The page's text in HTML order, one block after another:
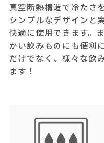
真空断熱構造で冷たさ
シンプルなデザインと
快適に使用できます。
かい飲みものにも便利
だけでなく、様々な飲
ます！